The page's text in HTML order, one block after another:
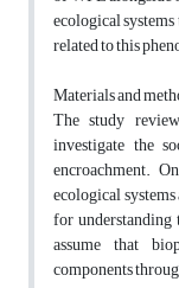
ecological
related to this
Materials and
The study
investigate the
encroachment.
ecological
for
assume that
components